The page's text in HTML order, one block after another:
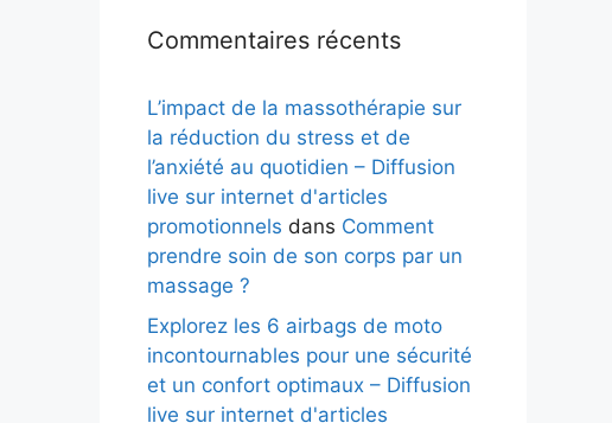
Commentaires récents
L’impact de la massothérapie sur
la réduction du stress et de
l’anxiété au quotidien – Diffusion
live sur internet d'articles
promotionnels dans Comment
prendre soin de son corps par un
massage ?
Explorez les 6 airbags de moto
incontournables pour une sécurité
et un confort optimaux – Diffusion
live sur internet d'articles